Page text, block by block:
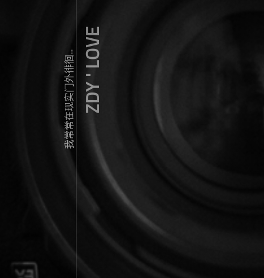
我常常在现实门外徘徊...ZDY ' LOVE